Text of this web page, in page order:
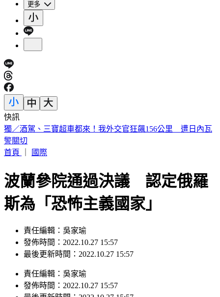
更多
快訊
獨／駐日內瓦代表遭控貪公款、霸凌員工！外交部啟動調查
首頁｜
波蘭參院通過決議 認定俄羅
斯為「恐怖主義國家」
發佈時間：2022.10.27 15:57
最後更新時間：2022.10.27 15:57
發佈時間： 2022.10.27 15:57
最後更新時間：2022.10.27 15:57